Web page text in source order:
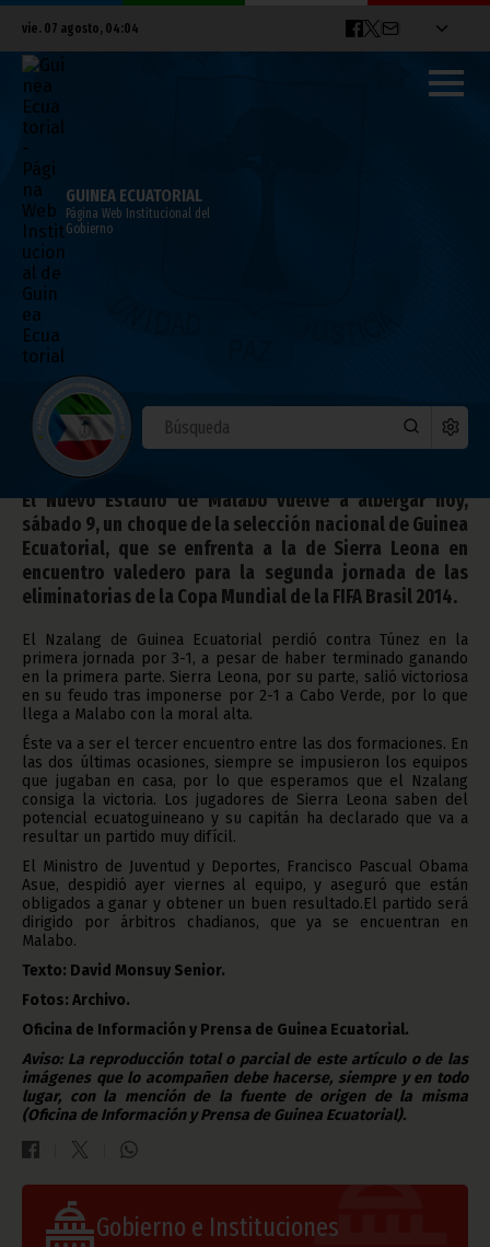
vie. 07 agosto, 04:04
GUINEA ECUATORIAL
Página Web Institucional del
Gobierno
Nzalang y Sierra Leona juegan hoy en el
Nuevo Estadio de Malabo
junio 09, 2012
Noticias Deportes
El Nuevo Estadio de Malabo vuelve a albergar hoy,
sábado 9, un choque de la selección nacional de Guinea
Ecuatorial, que se enfrenta a la de Sierra Leona en
encuentro valedero para la segunda jornada de las
eliminatorias de la Copa Mundial de la FIFA Brasil 2014.
El Nzalang de Guinea Ecuatorial perdió contra Túnez en la
primera jornada por 3-1, a pesar de haber terminado ganando
en la primera parte. Sierra Leona, por su parte, salió victoriosa
en su feudo tras imponerse por 2-1 a Cabo Verde, por lo que
llega a Malabo con la moral alta.
Éste va a ser el tercer encuentro entre las dos formaciones. En
las dos últimas ocasiones, siempre se impusieron los equipos
que jugaban en casa, por lo que esperamos que el Nzalang
consiga la victoria. Los jugadores de Sierra Leona saben del
potencial ecuatoguineano y su capitán ha declarado que va a
resultar un partido muy difícil.
El Ministro de Juventud y Deportes, Francisco Pascual Obama
Asue, despidió ayer viernes al equipo, y aseguró que están
obligados a ganar y obtener un buen resultado.El partido será
dirigido por árbitros chadianos, que ya se encuentran en
Malabo.
Texto: David Monsuy Senior.
Fotos: Archivo.
Oficina de Información y Prensa de Guinea Ecuatorial.
Aviso: La reproducción total o parcial de este artículo o de las
imágenes que lo acompañen debe hacerse, siempre y en todo
lugar, con la mención de la fuente de origen de la misma
(Oficina de Información y Prensa de Guinea Ecuatorial).
Gobierno e Instituciones